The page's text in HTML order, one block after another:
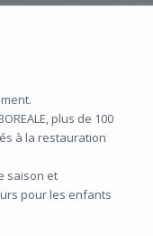
plus de 100
à la restauration
saison et
pour les enfants